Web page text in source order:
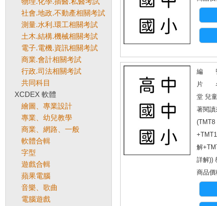
社會.地政.不動產相關考試
測量.水利.環工相關考試
土木.結構.機械相關考試
電子.電機.資訊相關考試
商業.會計相關考試
行政.司法相關考試
共同科目
XCDEX 軟體
繪圖、專業設計
專業、幼兒教學
商業、網路、一般
軟體合輯
字型
遊戲合輯
蘋果電腦
音樂、歌曲
電腦遊戲
編 號
片 名
堂 兒
著閱讀
(TMT8
解
詳解))
商品價